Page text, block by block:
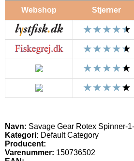
Webshop Stjerner
Navn: Savage Gear Rotex Spinner-
Kategori: Default Category
Producent:
Varenummer: 150736502